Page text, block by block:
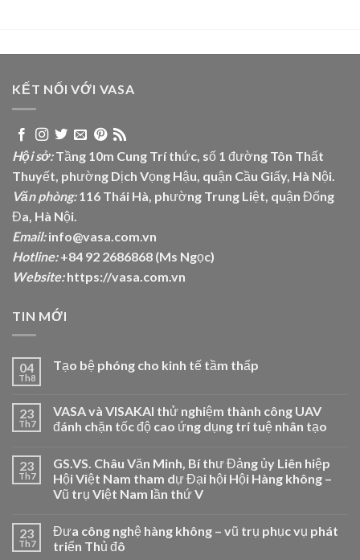
KẾT NỐI VỚI VASA
Hội sở:Tầng 10m Cung Trí thức, số 1 đường Tôn Thất
Thuyết, phường Dịch Vọng Hậu, quận Cầu Giấy, Hà Nội.
Văn phòng:116 Thái Hà, phường Trung Liệt, quận Đống
Đa, Hà Nội.
Email:info@vasa.com.vn
Hotline:+84 92 2686868 (Ms Ngọc)
Website: https://vasa.com.vn
TIN MỚI
04
Th8
Tạo bệ phóng cho kinh tế tầm thấp
23
Th7
VASA và VISAKAI thử nghiệm thành công UAV
đánh chặn tốc độ cao ứng dụng trí tuệ nhân tạo
23
Th7
GS.VS. Châu Văn Minh, Bí thư Đảng ủy Liên hiệp
Hội Việt Nam tham dự Đại hội Hội Hàng không –
Vũ trụ Việt Nam lần thứ V
23
Th7
Đưa công nghệ hàng không – vũ trụ phục vụ phát
triển Thủ đô